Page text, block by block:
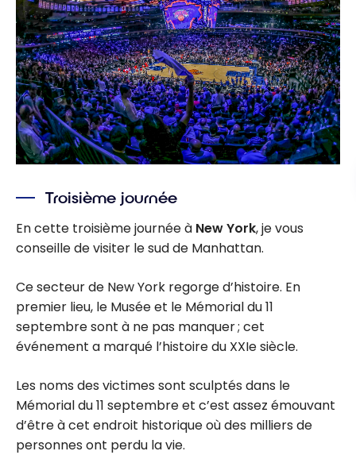
Troisième journée
En cette troisième journée à New York, je vous
conseille de visiter le sud de Manhattan.
Ce secteur de New York regorge d’histoire. En
premier lieu, le Musée et le Mémorial du 11
septembre sont à ne pas manquer ; cet
événement a marqué l’histoire du XXIe siècle.
Les noms des victimes sont sculptés dans le
Mémorial du 11 septembre et c’est assez émouvant
d’être à cet endroit historique où des milliers de
personnes ont perdu la vie.